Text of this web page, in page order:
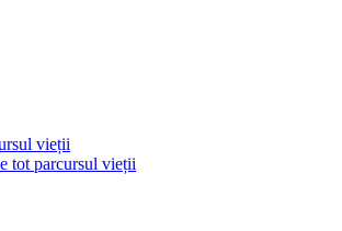
vieții
tot parcursul vieții